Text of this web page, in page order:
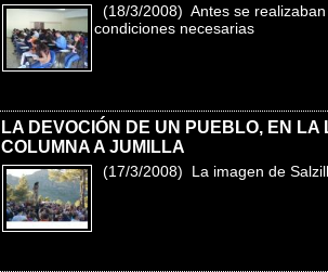
(18/3/2008) Antes se
condiciones necesarias
LA DEVOCIÓN DE UN PUEBLO, EN
COLUMNA A JUMILLA
(17/3/2008) La imagen de